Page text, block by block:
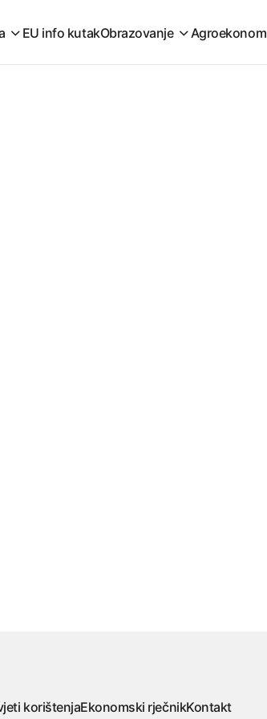
EU info kutakObrazovanje
korištenjaEkonomski rječnikKontakt